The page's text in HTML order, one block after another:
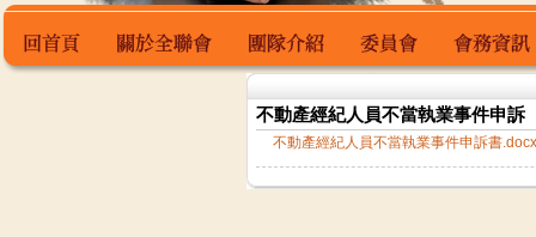
團隊介紹 委員會 會務資訊
不動產經紀人員不當執業事件申訴
不動產經紀人員不當執業事件申訴書.docx